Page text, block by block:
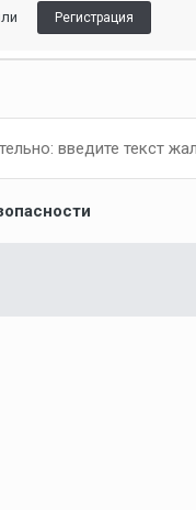
Регистрация
введите текст